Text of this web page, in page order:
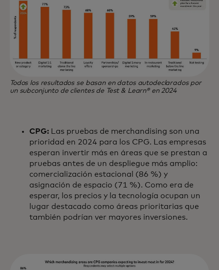
Todos los resultados se basan en datos autodeclarados por
un subconjunto de clientes de Test & Learn® en 2024
CPG: Las pruebas de merchandising son una
prioridad en 2024 para los CPG. Las empresas
esperan invertir más en áreas que se prestan a
pruebas antes de un despliegue más amplio:
comercialización estacional (86 %) y
asignación de espacio (71 %). Como era de
esperar, los precios y la tecnología ocupan un
lugar destacado como áreas prioritarias que
también podrían ver mayores inversiones.